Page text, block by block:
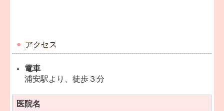
アクセス
電車
浦安駅より、徒歩３分
医院名